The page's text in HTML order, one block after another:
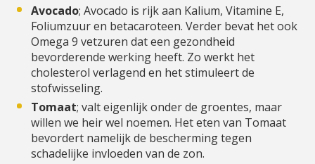
Avocado; Avocado is rijk aan Kalium, Vitamine E,
Foliumzuur en betacaroteen. Verder bevat het ook
Omega 9 vetzuren dat een gezondheid
bevorderende werking heeft. Zo werkt het
cholesterol verlagend en het stimuleert de
stofwisseling.
Tomaat; valt eigenlijk onder de groentes, maar
willen we heir wel noemen. Het eten van Tomaat
bevordert namelijk de bescherming tegen
schadelijke invloeden van de zon.